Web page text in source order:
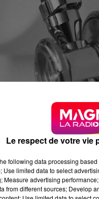
Le respect de votre vie
following data processing
Use limited data to select
Measure advertising
from different sources; Develop